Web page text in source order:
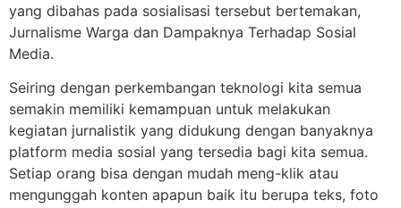
yang dibahas pada sosialisasi tersebut bertemakan,
Jurnalisme Warga dan Dampaknya Terhadap Sosial
Media.
Seiring dengan perkembangan teknologi kita semua
semakin memiliki kemampuan untuk melakukan
kegiatan jurnalistik yang didukung dengan banyaknya
platform media sosial yang tersedia bagi kita semua.
Setiap orang bisa dengan mudah meng-klik atau
mengunggah konten apapun baik itu berupa teks, foto